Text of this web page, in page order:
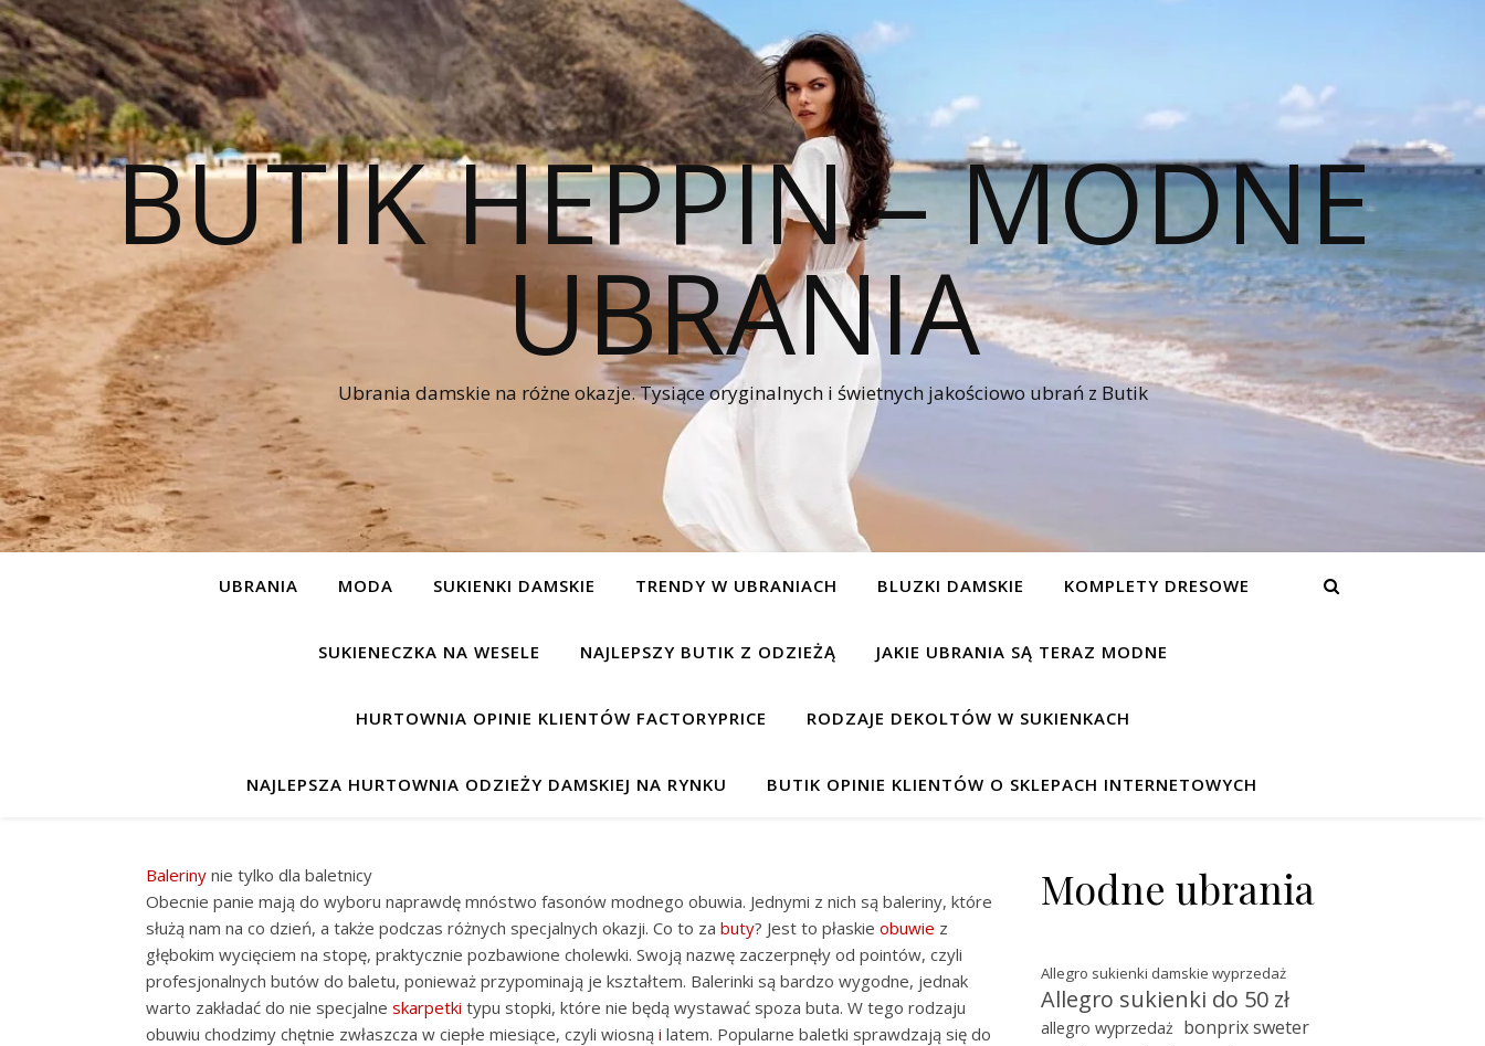
BUTIK HEPPIN – MODNE
UBRANIA
Ubrania damskie na różne okazje. Tysiące oryginalnych i świetnych jakościowo ubrań z Butik
UBRANIA MODA SUKIENKI DAMSKIE TRENDY W UBRANIACH BLUZKI DAMSKIE KOMPLETY DRESOWE
SUKIENECZKA NA WESELE NAJLEPSZY BUTIK Z ODZIEŻĄ JAKIE UBRANIA SĄ TERAZ MODNE
HURTOWNIA OPINIE KLIENTÓW FACTORYPRICE RODZAJE DEKOLTÓW W SUKIENKACH
NAJLEPSZA HURTOWNIA ODZIEŻY DAMSKIEJ NA RYNKU BUTIK OPINIE KLIENTÓW O SKLEPACH INTERNETOWYCH
Baleriny nie tylko dla baletnicy
Obecnie panie mają do wyboru naprawdę mnóstwo fasonów modnego obuwia. Jednymi z nich są baleriny, które
służą nam na co dzień, a także podczas różnych specjalnych okazji. Co to za buty? Jest to płaskie obuwie z
głębokim wycięciem na stopę, praktycznie pozbawione cholewki. Swoją nazwę zaczerpnęły od pointów, czyli
profesjonalnych butów do baletu, ponieważ przypominają je kształtem. Balerinki są bardzo wygodne, jednak
warto zakładać do nie specjalne skarpetki typu stopki, które nie będą wystawać spoza buta. W tego rodzaju
obuwiu chodzimy chętnie zwłaszcza w ciepłe miesiące, czyli wiosną i latem. Popularne baletki sprawdzają się do
Modne ubrania
Allegro sukienki damskie wyprzedaż
Allegro sukienki do 50 zł
allegro wyprzedaż bonprix sweter